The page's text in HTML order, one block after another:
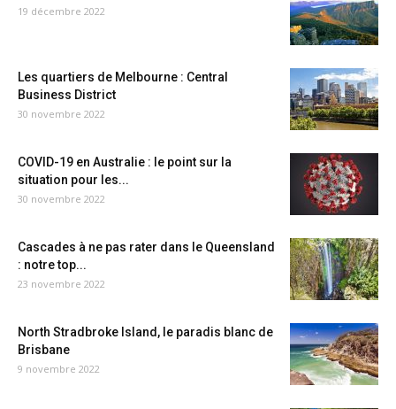
19 décembre 2022
Les quartiers de Melbourne : Central
Business District
30 novembre 2022
COVID-19 en Australie : le point sur la
situation pour les...
30 novembre 2022
Cascades à ne pas rater dans le Queensland
: notre top...
23 novembre 2022
North Stradbroke Island, le paradis blanc de
Brisbane
9 novembre 2022